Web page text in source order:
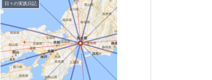
日々の実践日記